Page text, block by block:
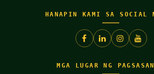
HANAPIN KAMI SA SOCIAL
MGA LUGAR NG